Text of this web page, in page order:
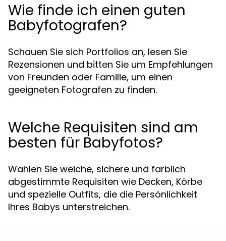
Wie finde ich einen guten
Babyfotografen?
Schauen Sie sich Portfolios an, lesen Sie
Rezensionen und bitten Sie um Empfehlungen
von Freunden oder Familie, um einen
geeigneten Fotografen zu finden.
Welche Requisiten sind am
besten für Babyfotos?
Wählen Sie weiche, sichere und farblich
abgestimmte Requisiten wie Decken, Körbe
und spezielle Outfits, die die Persönlichkeit
Ihres Babys unterstreichen.